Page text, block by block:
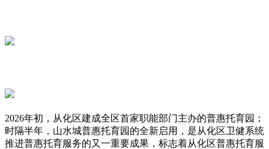
2026年初，从化区建成全区首家职能部门主办的普惠托育园；
时隔半年，山水城普惠托育园的全新启用，是从化区卫健系统
推进普惠托育服务的又一重要成果，标志着从化区普惠托育服